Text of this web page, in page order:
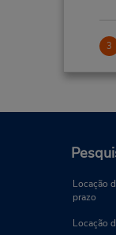
3
Locação
prazo
Locação